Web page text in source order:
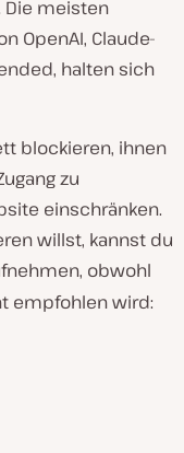
Die meisten
OpenAI, Claude-
halten sich
blockieren, ihnen
zu
einschränken.
willst, kannst du
obwohl
empfohlen wird: